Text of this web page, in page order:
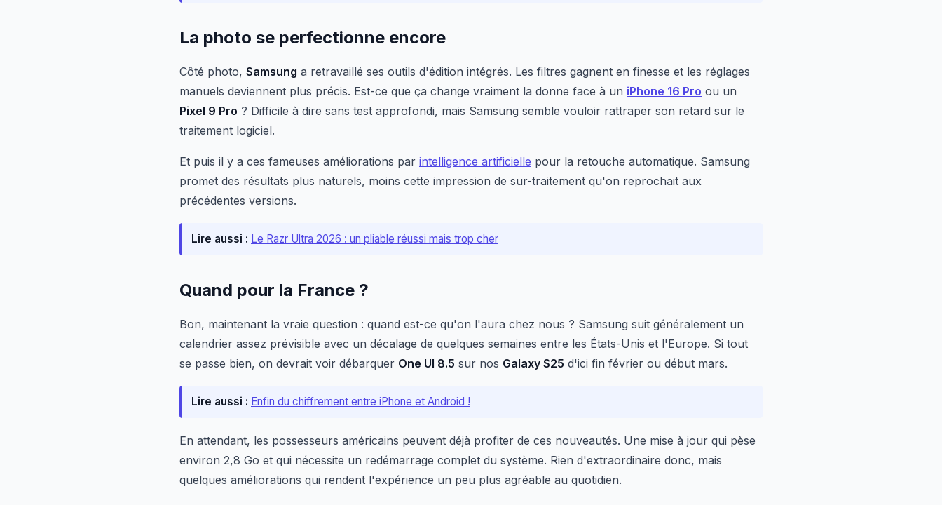
La photo se perfectionne encore
Côté photo, Samsung a retravaillé ses outils d'édition intégrés. Les filtres gagnent en finesse et les réglages
manuels deviennent plus précis. Est-ce que ça change vraiment la donne face à un iPhone 16 Pro ou un
Pixel 9 Pro ? Difficile à dire sans test approfondi, mais Samsung semble vouloir rattraper son retard sur le
traitement logiciel.
Et puis il y a ces fameuses améliorations par intelligence artificielle pour la retouche automatique. Samsung
promet des résultats plus naturels, moins cette impression de sur-traitement qu'on reprochait aux
précédentes versions.
Lire aussi : Le Razr Ultra 2026 : un pliable réussi mais trop cher
Quand pour la France ?
Bon, maintenant la vraie question : quand est-ce qu'on l'aura chez nous ? Samsung suit généralement un
calendrier assez prévisible avec un décalage de quelques semaines entre les États-Unis et l'Europe. Si tout
se passe bien, on devrait voir débarquer One UI 8.5 sur nos Galaxy S25 d'ici fin février ou début mars.
Lire aussi : Enfin du chiffrement entre iPhone et Android !
En attendant, les possesseurs américains peuvent déjà profiter de ces nouveautés. Une mise à jour qui pèse
environ 2,8 Go et qui nécessite un redémarrage complet du système. Rien d'extraordinaire donc, mais
quelques améliorations qui rendent l'expérience un peu plus agréable au quotidien.